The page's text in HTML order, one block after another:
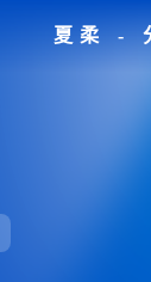
夏柔 -